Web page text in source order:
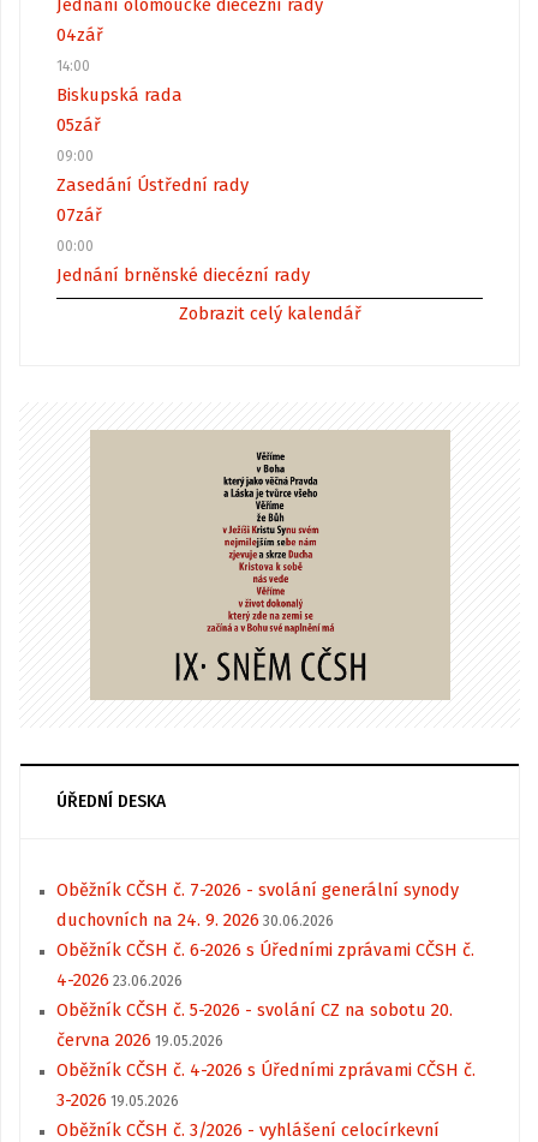
Jednání olomoucké diecézní rady
04zář
14:00
Biskupská rada
05zář
09:00
Zasedání Ústřední rady
07zář
00:00
Jednání brněnské diecézní rady
Zobrazit celý kalendář
ÚŘEDNÍ DESKA
Oběžník CČSH č. 7-2026 - svolání generální synody
duchovních na 24. 9. 2026 30.06.2026
Oběžník CČSH č. 6-2026 s Úředními zprávami CČSH č.
4-2026 23.06.2026
Oběžník CČSH č. 5-2026 - svolání CZ na sobotu 20.
června 2026 19.05.2026
Oběžník CČSH č. 4-2026 s Úředními zprávami CČSH č.
3-2026 19.05.2026
Oběžník CČSH č. 3/2026 - vyhlášení celocírkevní